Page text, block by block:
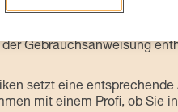
der Produkte, um die
zu Rate ziehen. Um diese
Gebrauchsanweisung
setzt eine
mit einem Profi, ob Sie